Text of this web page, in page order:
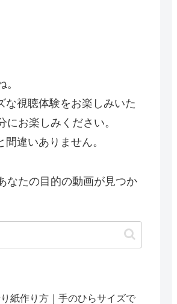
な視聴体験をお楽しみいた
お楽しみください。
違いありません。
なたの目的の動画が見つか
紙作り方｜手のひらサイズで